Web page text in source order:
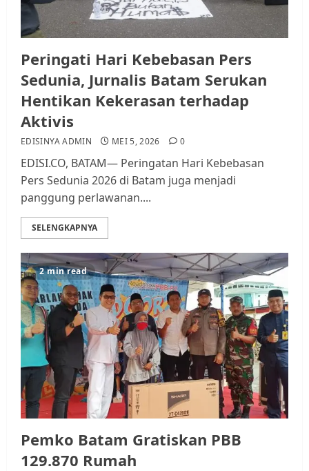
Peringati Hari Kebebasan Pers
Sedunia, Jurnalis Batam Serukan
Hentikan Kekerasan terhadap
Aktivis
EDISINYA ADMIN MEI 5, 2026 0
EDISI.CO, BATAM— Peringatan Hari Kebebasan
Pers Sedunia 2026 di Batam juga menjadi
panggung perlawanan....
SELENGKAPNYA
2 min read
Pemko Batam Gratiskan PBB
129.870 Rumah